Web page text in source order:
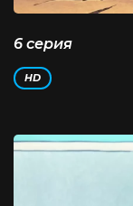
6 серия
HD